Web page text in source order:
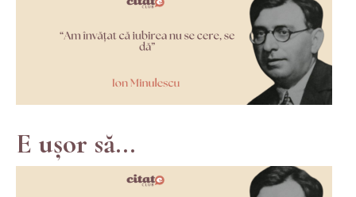
E ușor să...